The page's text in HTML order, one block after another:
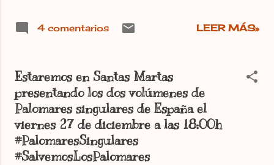
titulados " Palomares singulares de
España", y en especial el segundo
sumergirá en esa lucha tan utópica
de visibilizar estas construcciones
tan nuestras para que se despierte el
interés y la preocupación por un
patrimonio que necesita de la
implicación de todos nosotros para
4 comentarios LEER MÁS»
Estaremos en Santas Martas
presentando los dos volúmenes de
Palomares singulares de España el
viernes 27 de diciembre a las 18:00h
#PalomaresSingulares
#SalvemosLosPalomares